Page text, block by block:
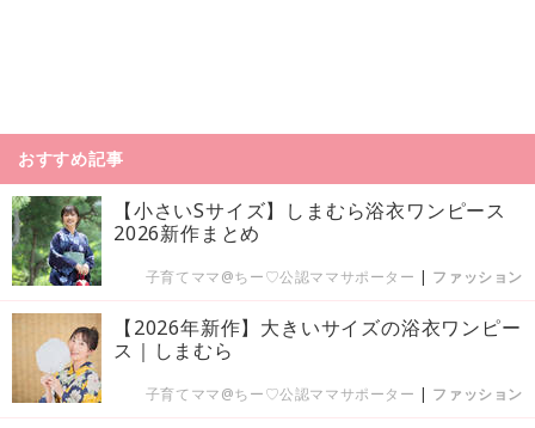
おすすめ記事
【小さいSサイズ】しまむら浴衣ワンピース
2026新作まとめ
子育てママ@ちー♡公認ママサポーター | ファッション
【2026年新作】大きいサイズの浴衣ワンピー
ス｜しまむら
子育てママ@ちー♡公認ママサポーター | ファッション